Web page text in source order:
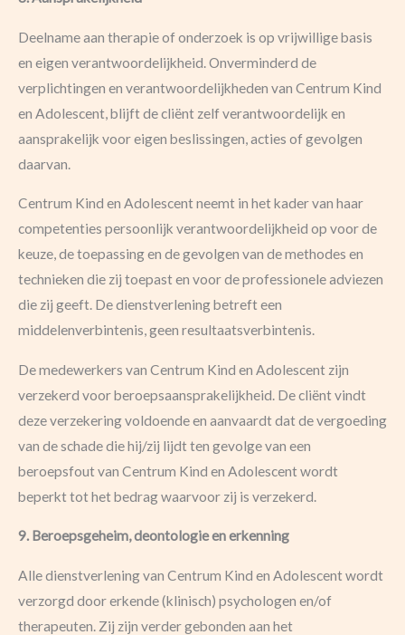
Deelname aan therapie of onderzoek is op vrijwillige basis
en eigen verantwoordelijkheid. Onverminderd de
verplichtingen en verantwoordelijkheden van Centrum Kind
en Adolescent, blijft de cliënt zelf verantwoordelijk en
aansprakelijk voor eigen beslissingen, acties of gevolgen
daarvan.
Centrum Kind en Adolescent neemt in het kader van haar
competenties persoonlijk verantwoordelijkheid op voor de
keuze, de toepassing en de gevolgen van de methodes en
technieken die zij toepast en voor de professionele adviezen
die zij geeft. De dienstverlening betreft een
middelenverbintenis, geen resultaatsverbintenis.
De medewerkers van Centrum Kind en Adolescent zijn
verzekerd voor beroepsaansprakelijkheid. De cliënt vindt
deze verzekering voldoende en aanvaardt dat de vergoeding
van de schade die hij/zij lijdt ten gevolge van een
beroepsfout van Centrum Kind en Adolescent wordt
beperkt tot het bedrag waarvoor zij is verzekerd.
9. Beroepsgeheim, deontologie en erkenning
Alle dienstverlening van Centrum Kind en Adolescent wordt
verzorgd door erkende (klinisch) psychologen en/of
therapeuten. Zij zijn verder gebonden aan het